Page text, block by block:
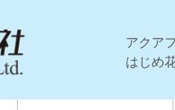
アクア
はじめ